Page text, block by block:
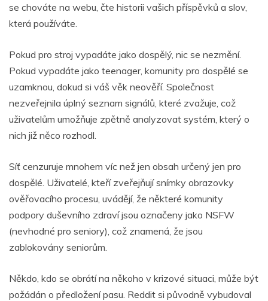
se chováte na webu, čte historii vašich příspěvků a slov,
která používáte.
Pokud pro stroj vypadáte jako dospělý, nic se nezmění.
Pokud vypadáte jako teenager, komunity pro dospělé se
uzamknou, dokud si váš věk neověří. Společnost
nezveřejnila úplný seznam signálů, které zvažuje, což
uživatelům umožňuje zpětně analyzovat systém, který o
nich již něco rozhodl.
Síť cenzuruje mnohem víc než jen obsah určený jen pro
dospělé. Uživatelé, kteří zveřejňují snímky obrazovky
ověřovacího procesu, uvádějí, že některé komunity
podpory duševního zdraví jsou označeny jako NSFW
(nevhodné pro seniory), což znamená, že jsou
zablokovány seniorům.
Někdo, kdo se obrátí na někoho v krizové situaci, může být
požádán o předložení pasu. Reddit si původně vybudoval